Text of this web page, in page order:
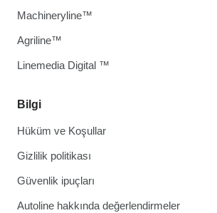
Bilgi
Hüküm ve Koşullar
Gizlilik politikası
Güvenlik ipuçları
Autoline hakkında değerlendirmeler
Machineryline™
Agriline™
Linemedia Digital ™